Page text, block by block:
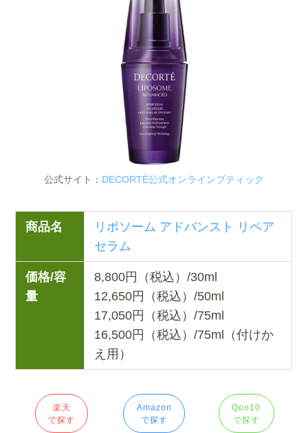
公式サイト： DECORTÉ公式オンラインブティック
商品名
リポソーム アドバンスト リペア
セラム
価格/容
量
8,800円（税込）/30ml
12,650円（税込）/50ml
17,050円（税込）/75ml
16,500円（税込）/75ml（付けか
え用）
楽天
で探す
Amazon
で探す
Qoo10
で探す